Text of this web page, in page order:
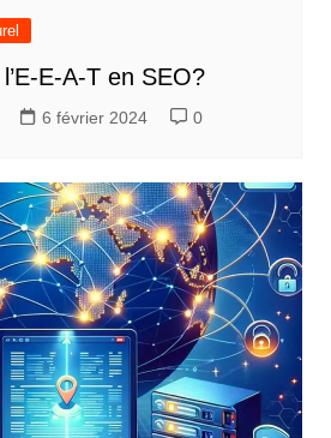
E-A-T en SEO?
6 février 2024 0